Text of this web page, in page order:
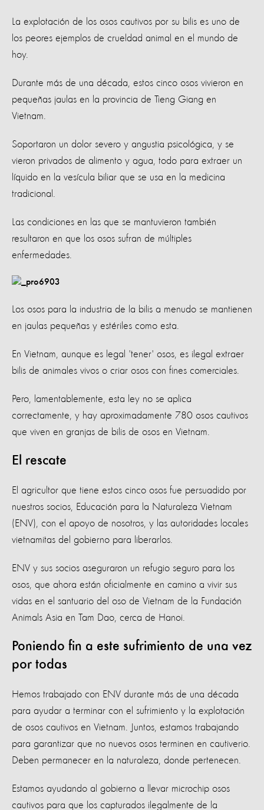
La explotación de los osos cautivos por su bilis es uno de
los peores ejemplos de crueldad animal en el mundo de
hoy.
Durante más de una década, estos cinco osos vivieron en
pequeñas jaulas en la provincia de Tieng Giang en
Vietnam.
Soportaron un dolor severo y angustia psicológica, y se
vieron privados de alimento y agua, todo para extraer un
líquido en la vesícula biliar que se usa en la medicina
tradicional.
Las condiciones en las que se mantuvieron también
resultaron en que los osos sufran de múltiples
enfermedades.
Los osos para la industria de la bilis a menudo se mantienen
en jaulas pequeñas y estériles como esta.
En Vietnam, aunque es legal 'tener' osos, es ilegal extraer
bilis de animales vivos o criar osos con fines comerciales.
Pero, lamentablemente, esta ley no se aplica
correctamente, y hay aproximadamente 780 osos cautivos
que viven en granjas de bilis de osos en Vietnam.
El rescate
El agricultor que tiene estos cinco osos fue persuadido por
nuestros socios, Educación para la Naturaleza Vietnam
(ENV), con el apoyo de nosotros, y las autoridades locales
vietnamitas del gobierno para liberarlos.
ENV y sus socios aseguraron un refugio seguro para los
osos, que ahora están oficialmente en camino a vivir sus
vidas en el santuario del oso de Vietnam de la Fundación
Animals Asia en Tam Dao, cerca de Hanoi.
Poniendo fin a este sufrimiento de una vez
por todas
Hemos trabajado con ENV durante más de una década
para ayudar a terminar con el sufrimiento y la explotación
de osos cautivos en Vietnam. Juntos, estamos trabajando
para garantizar que no nuevos osos terminen en cautiverio.
Deben permanecer en la naturaleza, donde pertenecen.
Estamos ayudando al gobierno a llevar microchip osos
cautivos para que los capturados ilegalmente de la